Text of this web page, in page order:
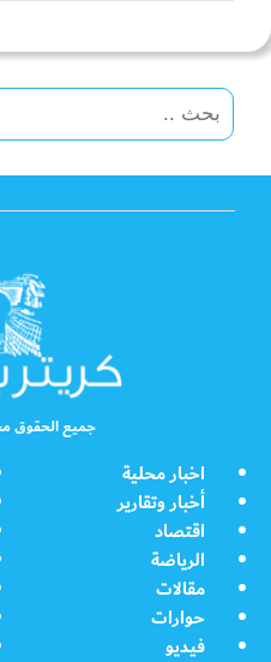
جميع الحقوق
اخبار محلية
أخبار وتقارير
اقتصاد
الرياضة
مقالات
حوارات
فيديو